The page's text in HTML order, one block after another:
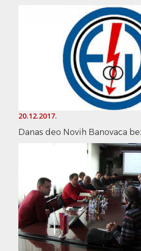
20.12.2017.
Danas deo Novih Banovaca